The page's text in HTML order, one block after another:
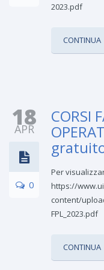
2023.pdf
CONTINUA
18
APR
0
CORSI
Per
https://
content/
FPL_2023.pdf
CONTINUA